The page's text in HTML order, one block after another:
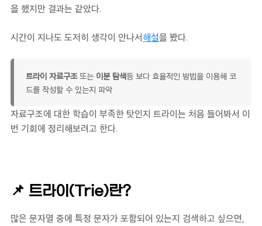
을 했지만 결과는 같았다.
시간이 지나도 도저히 생각이 안나서해설을 봤다.
트라이 자료구조또는 이분 탐색등 보다 효율적인 방법을 이용해 코
드를 작성할 수 있는지 파악
자료구조에 대한 학습이 부족한 탓인지 트라이는 처음 들어봐서 이
번 기회에 정리해보려고 한다.
📌 트라이(Trie)란?
많은 문자열 중에 특정 문자가 포함되어 있는지 검색하고 싶으면,